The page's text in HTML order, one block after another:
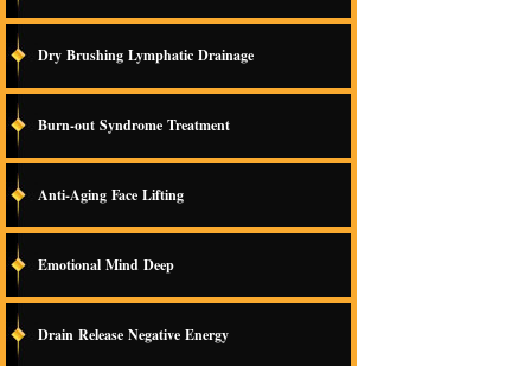
Dry Brushing Lymphatic Drainage
Burn-out Syndrome Treatment
Anti-Aging Face Lifting
Emotional Mind Deep
Drain Release Negative Energy